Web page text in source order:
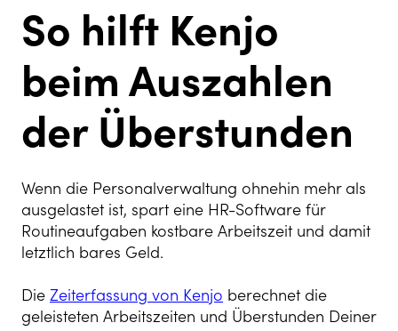
So hilft Kenjo
beim Auszahlen
der Überstunden
Wenn die Personalverwaltung ohnehin mehr als
ausgelastet ist, spart eine HR-Software für
Routineaufgaben kostbare Arbeitszeit und damit
letztlich bares Geld.
Die Zeiterfassung von Kenjo berechnet die
geleisteten Arbeitszeiten und Überstunden Deiner